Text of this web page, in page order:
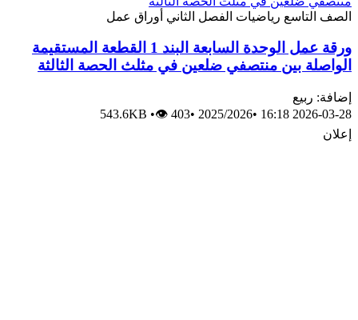
الصف التاسع رياضيات الفصل الثاني أوراق عمل
ورقة عمل الوحدة السابعة البند 1 القطعة المستقيمة
الواصلة بين منتصفي ضلعين في مثلث الحصة الثالثة
إضافة: ربيع
2026-03-28 16:18
•
2025/2026
•
543.6KB •👁 403
إعلان